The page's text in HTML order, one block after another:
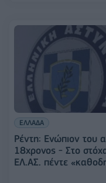
ΕΛΛΑΔΑ
Ρέντη: Ενώπιον του
18χρονος - Στο
ΕΛ.ΑΣ. πέντε